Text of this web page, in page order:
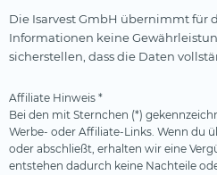
Die Isarvest GmbH übernimmt für
Informationen keine
sicherstellen, dass die Daten
Affiliate Hinweis *
Bei den mit Sternchen (*)
Werbe- oder Affiliate-Links. Wenn du
oder abschließt, erhalten wir eine
entstehen dadurch keine Nachteile